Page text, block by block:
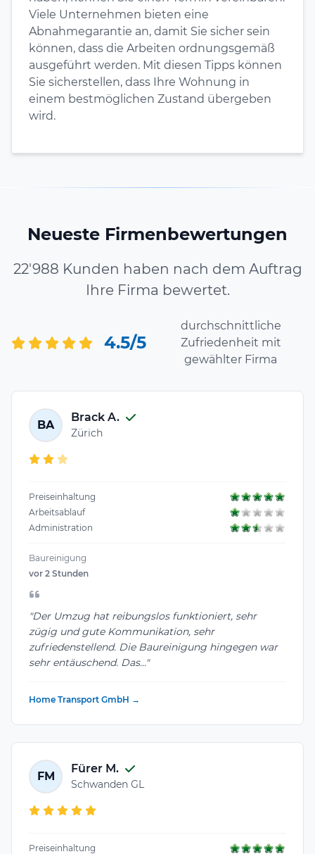
Viele Unternehmen bieten eine
Abnahmegarantie an, damit Sie sicher sein
können, dass die Arbeiten ordnungsgemäß
ausgeführt werden. Mit diesen Tipps können
Sie sicherstellen, dass Ihre Wohnung in
einem bestmöglichen Zustand übergeben
wird.
Neueste Firmenbewertungen
22'988 Kunden haben nach dem Auftrag
Ihre Firma bewertet.
4.5/5
durchschnittliche
Zufriedenheit mit
gewählter Firma
BA
Brack A.
Zürich
Preiseinhaltung
Arbeitsablauf
Administration
Baureinigung
vor 2 Stunden
"Der Umzug hat reibungslos funktioniert, sehr
zügig und gute Kommunikation, sehr
zufriedenstellend. Die Baureinigung hingegen war
sehr entäuschend. Das..."
Home Transport GmbH →
FM
Fürer M.
Schwanden GL
Preiseinhaltung